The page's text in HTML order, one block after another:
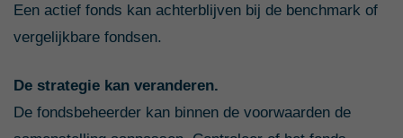
Een actief fonds kan achterblijven bij de benchmark of
vergelijkbare fondsen.
De strategie kan veranderen.
De fondsbeheerder kan binnen de voorwaarden de